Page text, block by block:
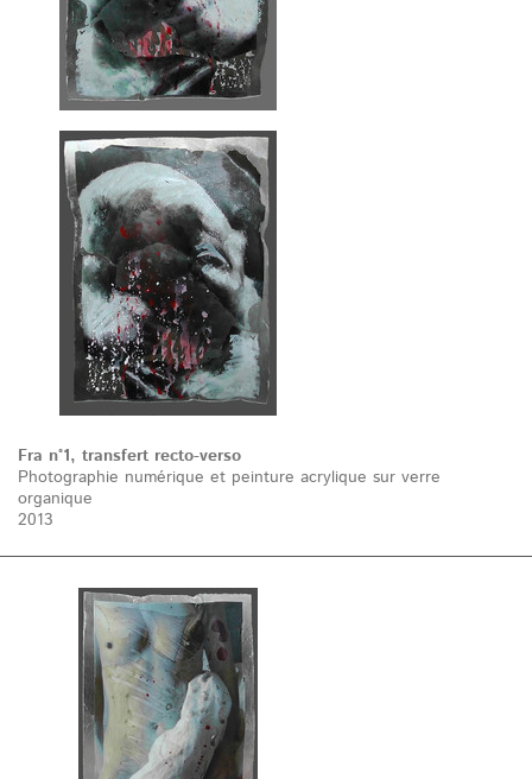
Fra n°1, transfert recto-verso
Photographie numérique et peinture acrylique sur verre
organique
2013